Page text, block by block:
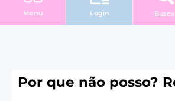
Menu Login
Por que não posso?